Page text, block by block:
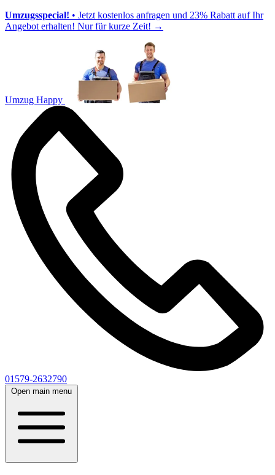
Umzugsspecial! • Jetzt kostenlos anfragen und 23% Rabatt auf Ihr
Angebot erhalten! Nur für kurze Zeit! →
Umzug Happy
01579-2632790
Open main menu